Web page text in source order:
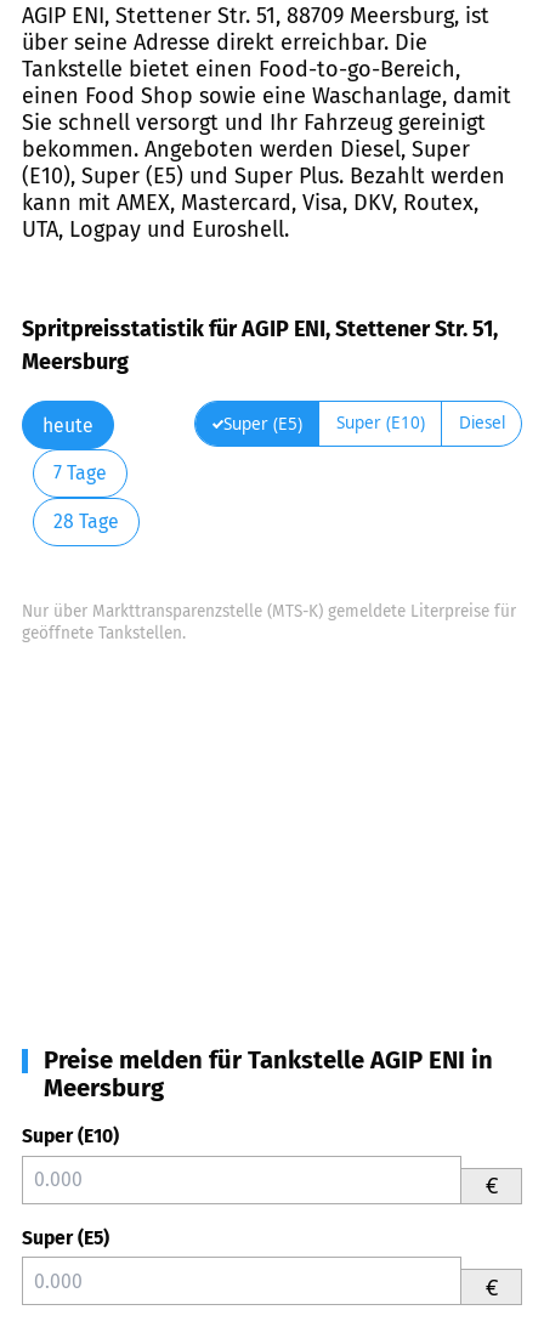
AGIP ENI, Stettener Str. 51, 88709 Meersburg, ist
über seine Adresse direkt erreichbar. Die
Tankstelle bietet einen Food-to-go-Bereich,
einen Food Shop sowie eine Waschanlage, damit
Sie schnell versorgt und Ihr Fahrzeug gereinigt
bekommen. Angeboten werden Diesel, Super
(E10), Super (E5) und Super Plus. Bezahlt werden
kann mit AMEX, Mastercard, Visa, DKV, Routex,
UTA, Logpay und Euroshell.
Spritpreisstatistik für AGIP ENI, Stettener Str. 51,
Meersburg
heute
7 Tage
28 Tage
Super (E5) Super (E10) Diesel
Nur über Markttransparenzstelle (MTS-K) gemeldete Literpreise für
geöffnete Tankstellen.
Preise melden für Tankstelle AGIP ENI in
Meersburg
Super (E10)
€
Super (E5)
€